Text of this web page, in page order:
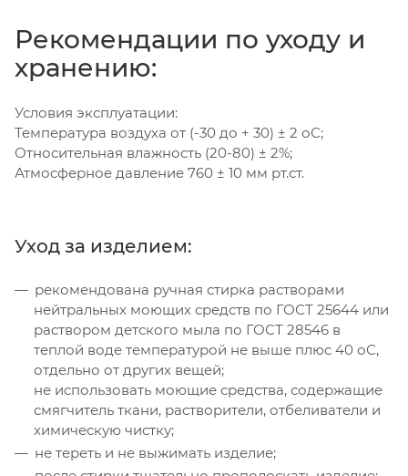
Рекомендации по уходу и
хранению:
Условия эксплуатации:
Температура воздуха от (-30 до + 30) ± 2 оС;
Относительная влажность (20-80) ± 2%;
Атмосферное давление 760 ± 10 мм рт.ст.
Уход за изделием:
рекомендована ручная стирка растворами
нейтральных моющих средств по ГОСТ 25644 или
раствором детского мыла по ГОСТ 28546 в
теплой воде температурой не выше плюс 40 оС,
отдельно от других вещей;
не использовать моющие средства, содержащие
смягчитель ткани, растворители, отбеливатели и
химическую чистку;
не тереть и не выжимать изделие;